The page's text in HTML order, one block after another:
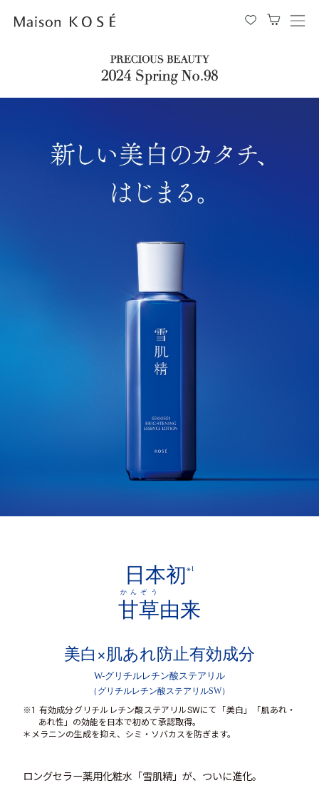
メ
日本初※1
甘草
かんぞう
由来
美白×肌あれ防止有効成分
W-グリチルレチン酸ステアリル
（グリチルレチン酸ステアリルSW）
※1 有効成分グリチルレチン酸ステアリルSWにて「美白」「肌あれ・
あれ性」の効能を日本で初めて承認取得。
＊メラニンの生成を抑え、シミ・ソバカスを防ぎます。
ロングセラー薬用化粧水「雪肌精」が、ついに進化。